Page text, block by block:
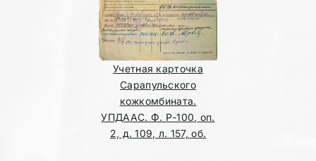
Учетная карточка
Сарапульского
кожкомбината.
УПДААС. Ф. Р-100, оп.
2, д. 109, л. 157, об.